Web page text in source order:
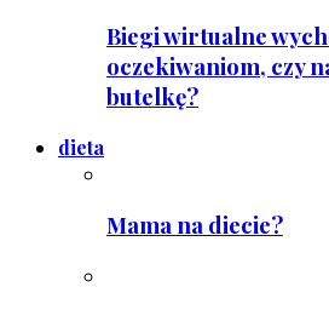
Biegi wirtualne
oczekiwaniom, czy
butelkę?
dieta
Mama na diecie?